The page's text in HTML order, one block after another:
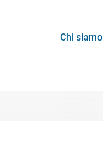
Chi siamo